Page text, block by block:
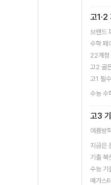
고1·2
브랜드
수학 페
22개정
고2 골
고1 필
수능 수
고3
여름방
지금은
기출 북
수능 기
메가스